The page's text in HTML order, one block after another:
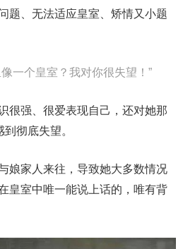
题、无法适应皇室、矫情又小题
一个皇室？我对你很失望！”
很强、很爱表现自己，还对她那
彻底失望。
娘家人来往，导致她大多数情况
皇室中唯一能说上话的，唯有背